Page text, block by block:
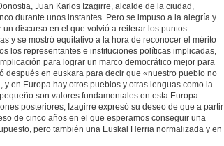
Juan Karlos Izagirre, alcalde de la ciudad,
durante unos instantes. Pero se impuso a la alegría y
discurso en el que volvió a reiterar los puntos
y se mostró equitativo a la hora de reconocer el mérito
los representantes e instituciones políticas implicadas,
para lograr un marco democrático mejor para
después en euskara para decir que «nuestro pueblo no
y en Europa hay otros pueblos y otras lenguas como la
son valores fundamentales en esta Europa
posteriores, Izagirre expresó su deseo de que a partir
de cinco años en el que esperamos conseguir una
pero también una Euskal Herria normalizada y en